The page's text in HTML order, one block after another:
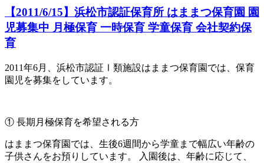
【2011/6/15】浜松市認証保育所 はままつ保育園 園
児募集中 月極保育 一時保育 学童保育 会社契約保
育
2011年6月、浜松市認証Ⅰ類施設はままつ保育園では、保育
園児を募集をしています。
① 長期月極保育を希望される方
はままつ保育園では、生後6週間から学童まで幅広い年齢の
子供さんをお預りしています。 入園後は、年齢に応じて、